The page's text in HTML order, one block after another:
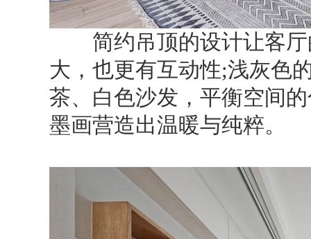
简约吊顶的设计让客厅
大，也更有互动性;浅灰色
茶、白色沙发，平衡空间
墨画营造出温暖与纯粹。